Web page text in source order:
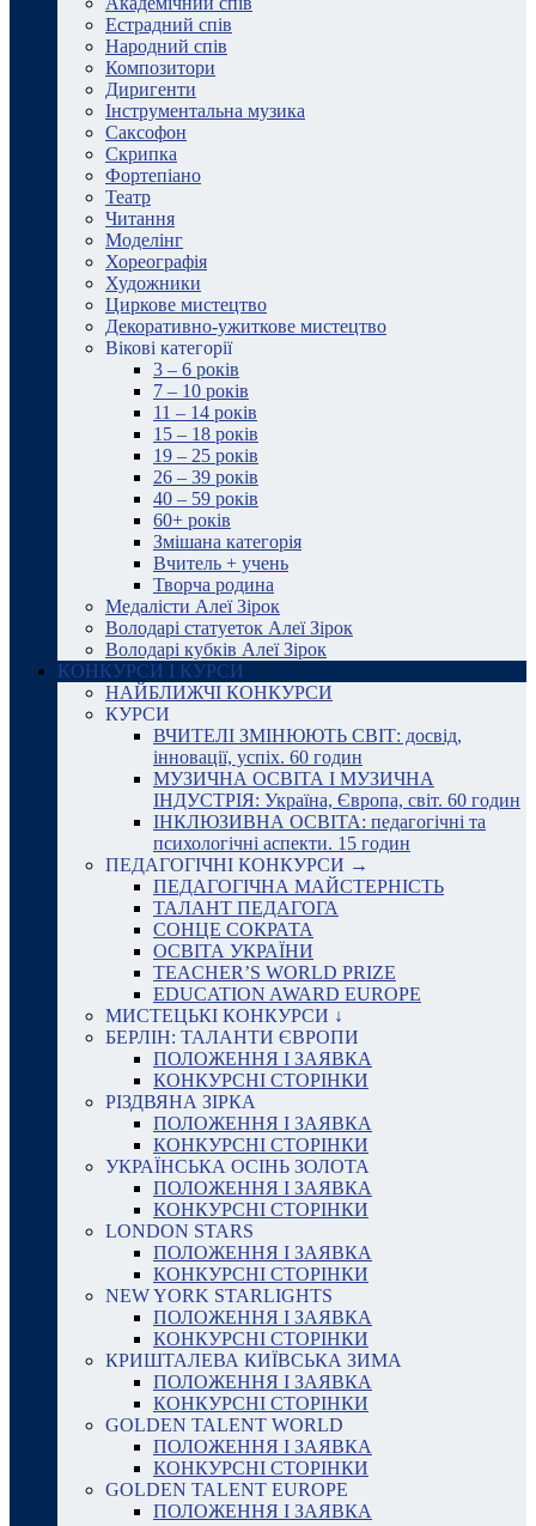
Естрадний спів
Народний спів
Композитори
Диригенти
Інструментальна музика
Саксофон
Скрипка
Фортепіано
Театр
Читання
Моделінг
Хореографія
Художники
Циркове мистецтво
Декоративно-ужиткове мистецтво
Вікові категорії
3 – 6 років
7 – 10 років
11 – 14 років
15 – 18 років
19 – 25 років
26 – 39 років
40 – 59 років
60+ років
Змішана категорія
Вчитель + учень
Творча родина
Медалісти Алеї Зірок
Володарі статуеток Алеї Зірок
Володарі кубків Алеї Зірок
КОНКУРСИ І КУРСИ
НАЙБЛИЖЧІ КОНКУРСИ
КУРСИ
ВЧИТЕЛІ ЗМІНЮЮТЬ СВІТ: досвід,
інновації, успіх. 60 годин
МУЗИЧНА ОСВІТА І МУЗИЧНА
ІНДУСТРІЯ: Україна, Європа, світ. 60 годин
ІНКЛЮЗИВНА ОСВІТА: педагогічні та
психологічні аспекти. 15 годин
ПЕДАГОГІЧНІ КОНКУРСИ →
ПЕДАГОГІЧНА МАЙСТЕРНІСТЬ
ТАЛАНТ ПЕДАГОГА
СОНЦЕ СОКРАТА
ОСВІТА УКРАЇНИ
TEACHER’S WORLD PRIZE
EDUCATION AWARD EUROPE
МИСТЕЦЬКІ КОНКУРСИ ↓
БЕРЛІН: ТАЛАНТИ ЄВРОПИ
ПОЛОЖЕННЯ І ЗАЯВКА
КОНКУРСНІ СТОРІНКИ
РІЗДВЯНА ЗІРКА
ПОЛОЖЕННЯ І ЗАЯВКА
КОНКУРСНІ СТОРІНКИ
УКРАЇНСЬКА ОСІНЬ ЗОЛОТА
ПОЛОЖЕННЯ І ЗАЯВКА
КОНКУРСНІ СТОРІНКИ
LONDON STARS
ПОЛОЖЕННЯ І ЗАЯВКА
КОНКУРСНІ СТОРІНКИ
NEW YORK STARLIGHTS
ПОЛОЖЕННЯ І ЗАЯВКА
КОНКУРСНІ СТОРІНКИ
КРИШТАЛЕВА КИЇВСЬКА ЗИМА
ПОЛОЖЕННЯ І ЗАЯВКА
КОНКУРСНІ СТОРІНКИ
GOLDEN TALENT WORLD
ПОЛОЖЕННЯ І ЗАЯВКА
КОНКУРСНІ СТОРІНКИ
GOLDEN TALENT EUROPE
ПОЛОЖЕННЯ І ЗАЯВКА